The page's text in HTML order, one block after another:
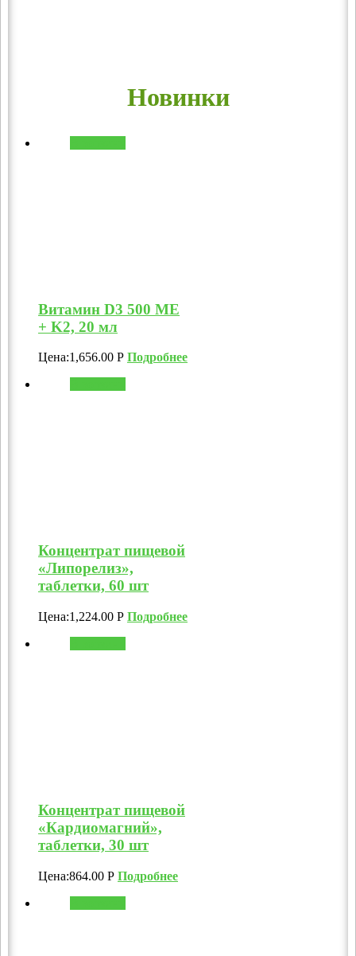
Новинки
Витамин D3 500 МЕ
+ K2, 20 мл
Цена:1,656.00 Р Подробнее
Концентрат пищевой
«Липорелиз»,
таблетки, 60 шт
Цена:1,224.00 Р Подробнее
Концентрат пищевой
«Кардиомагний»,
таблетки, 30 шт
Цена:864.00 Р Подробнее